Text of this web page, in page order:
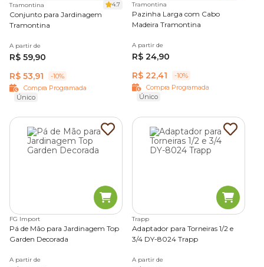
Tramontina 4.7
Conjunto para Jardinagem
Tramontina
A partir de
R$ 59,90
R$ 53,91
-10%
Compra Programada
Único
Tramontina
Pazinha Larga com Cabo
Madeira Tramontina
A partir de
R$ 24,90
R$ 22,41
-10%
Compra Programada
Único
FG Import
Pá de Mão para Jardinagem Top
Garden Decorada
A partir de
Trapp
Adaptador para Torneiras 1/2 e
3/4 DY-8024 Trapp
A partir de